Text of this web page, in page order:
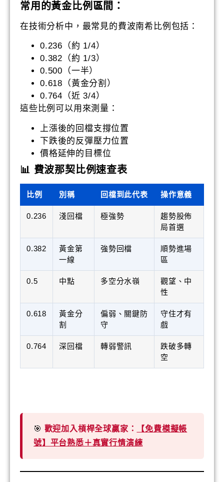
常用的黃金比例區間：
在技術分析中，最常見的費波南希比例包括：
0.236（約 1/4）
0.382（約 1/3）
0.500（一半）
0.618（黃金分割）
0.764（近 3/4）
這些比例可以用來測量：
上漲後的回檔支撐位置
下跌後的反彈壓力位置
價格延伸的目標位
📊 費波那契比例速查表
比例 別稱 回檔到此代表 操作意義
0.236 淺回檔 極強勢
趨勢股佈
局首選
0.382
黃金第
一線
強勢回檔
順勢進場
區
0.5 中點 多空分水嶺
觀望、中
性
0.618
黃金分
割
偏弱、關鍵防
守
守住才有
戲
0.764 深回檔 轉弱警訊
跌破多轉
空
🎯 歡迎加入槓桿全球贏家：
【免費模擬帳
號】平台熟悉＋真實行情演練